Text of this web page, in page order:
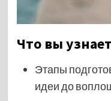
Что вы
Этапы
идеи до